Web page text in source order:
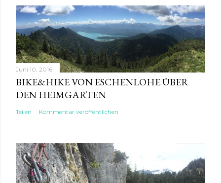
Juni 10, 2016
BIKE&HIKE VON ESCHENLOHE ÜBER
DEN HEIMGARTEN
Teilen Kommentar veröffentlichen